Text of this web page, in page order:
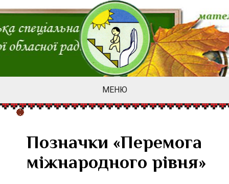
МЕНЮ
Позначки «Перемога
міжнародного рівня»